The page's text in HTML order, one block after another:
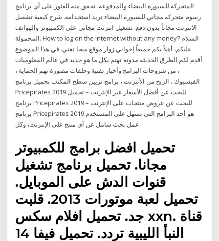
المتحركة للسبورة البيضاء والمدفوعة. تحقق منه للعثور على أي برنامج
رسوم متحركة مجاني للسبورة البيضاء تريد استخدامه. شرح كيفية تشغيل
الانترنت مجاناً بدون دفع. تشغيل انترنت مجاني على الكمبيوتر والهواتف
المحمولة. How to log on the internet without any money? السلام
عليكم، أهلاً بكم جميعاً إخواني زوار موقع ميجا تقني. في هذا الموضوع
أقدم لكم الطرق الحديثة مدونة تهتم بكل ما هو جديد في عالم المعلوميات
، من شروحات البرامج وأخبار تقنية وحلقات مصورة تهم الحماية ،
الفيسبوك ، الربح من الأنترنت ، برامج تزيين سطح المكتب تحميل برنامج
Pricepirates 2019 للبحث عن أفضل الأسعار عبر الإنترنت – تحميل
برنامج Pricepirates 2019 للبحث عن عروض منتجات على الإنترنت –
برنامج Pricepirates 2019 هو أحد البرامج التي تسهل على المستخدم
عمل بحث شامل عن أي منتج على الإنترنت، وكل
تحميل افضل برامج للكمبيوتر
مجانا. تحميل برنامج تشغيل
قنوات الدش على الموبايل.
تحميل لعبة موتورات 2013. قلبت
جد. تحميل افلام سكس xxn. قناة
النبأ الليبية تردد. تحميل فيفا 14